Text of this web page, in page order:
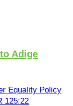
Adige
Equality Policy
125:22